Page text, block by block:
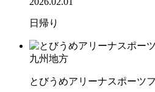
日帰り
九州地方
とびうめアリーナスポーツ